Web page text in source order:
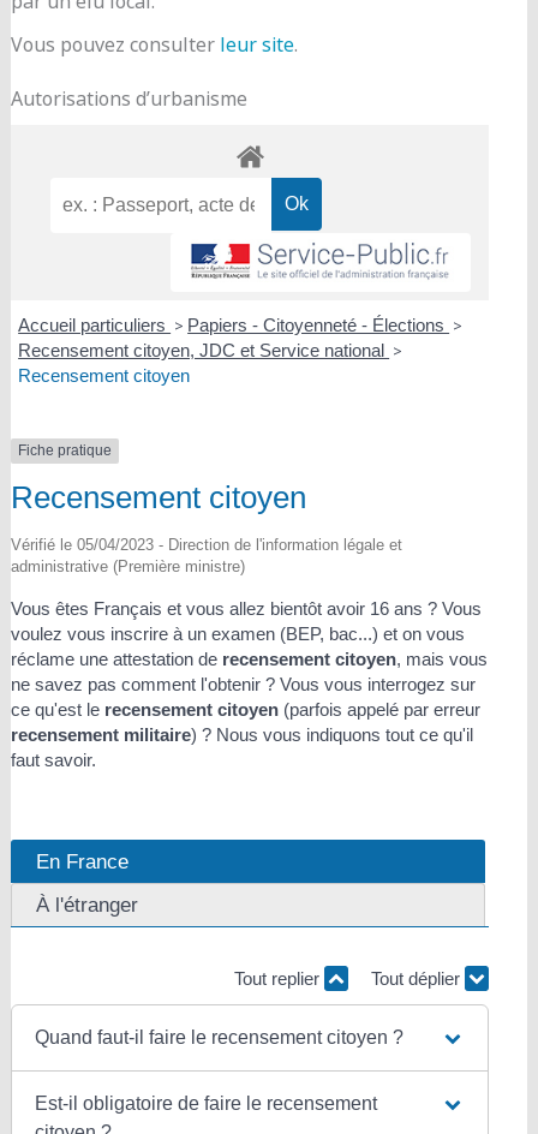
Vous pouvez consulter leur site.
Autorisations d’urbanisme
Accueil particuliers > Papiers - Citoyenneté - Élections >
Recensement citoyen, JDC et Service national >
Recensement citoyen
Fiche pratique
Recensement citoyen
Vérifié le 05/04/2023 - Direction de l'information légale et
administrative (Première ministre)
Vous êtes Français et vous allez bientôt avoir 16 ans ? Vous
voulez vous inscrire à un examen (BEP, bac...) et on vous
réclame une attestation de recensement citoyen, mais vous
ne savez pas comment l'obtenir ? Vous vous interrogez sur
ce qu'est le recensement citoyen(parfois appelé par erreur
recensement militaire) ? Nous vous indiquons tout ce qu'il
faut savoir.
En France
À l'étranger
Tout replier Tout déplier
Quand faut-il faire le recensement citoyen ?
Est-il obligatoire de faire le recensement